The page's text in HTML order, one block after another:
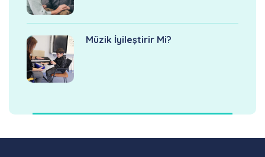
Müzik İyileştirir Mi?